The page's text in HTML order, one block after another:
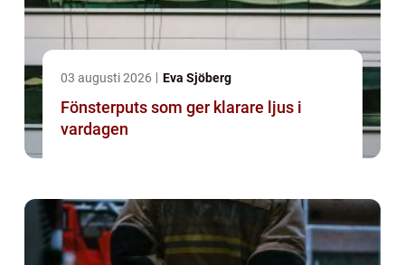
03 augusti 2026 Eva Sjöberg
Fönsterputs som ger klarare ljus i
vardagen